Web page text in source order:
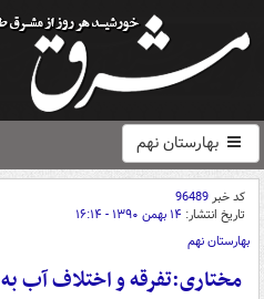
بهارستان نهم
کد خبر96489
تاریخ انتشار: ۱۴ بهمن ۱۳۹۰ - ۱۶:۱۴
بهارستان نهم
مختاری:تفرقه و اختلاف آب